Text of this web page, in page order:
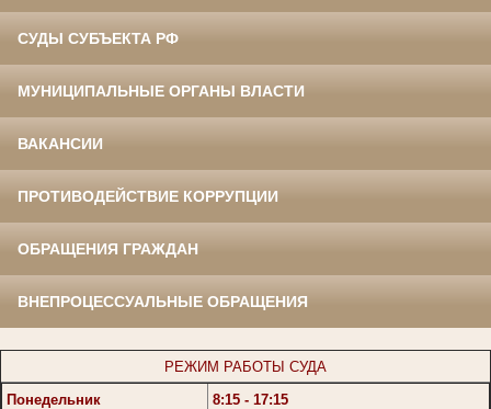
СУДЫ СУБЪЕКТА РФ
МУНИЦИПАЛЬНЫЕ ОРГАНЫ ВЛАСТИ
ВАКАНСИИ
ПРОТИВОДЕЙСТВИЕ КОРРУПЦИИ
ОБРАЩЕНИЯ ГРАЖДАН
ВНЕПРОЦЕССУАЛЬНЫЕ ОБРАЩЕНИЯ
РЕЖИМ РАБОТЫ СУДА
Понедельник
8:15 - 17:15